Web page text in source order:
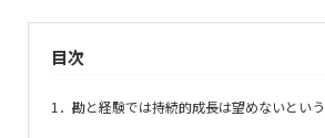
目次
1．勘と経験では持続的成長は望めないとい